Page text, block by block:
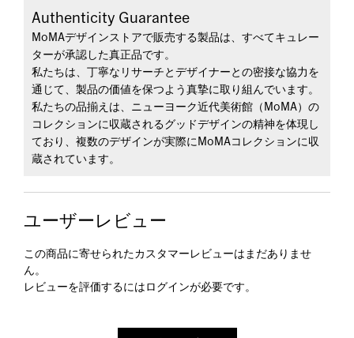
Authenticity Guarantee
MoMAデザインストアで販売する製品は、すべてキュレー
ターが承認した真正品です。
私たちは、丁寧なリサーチとデザイナーとの密接な協力を
通じて、製品の価値を保つよう真摯に取り組んでいます。
私たちの品揃えは、ニューヨーク近代美術館（MoMA）の
コレクションに収蔵されるグッドデザインの精神を体現し
ており、複数のデザインが実際にMoMAコレクションに収
蔵されています。
ユーザーレビュー
この商品に寄せられたカスタマーレビューはまだありませ
ん。
レビューを評価するには ログインが必要です。